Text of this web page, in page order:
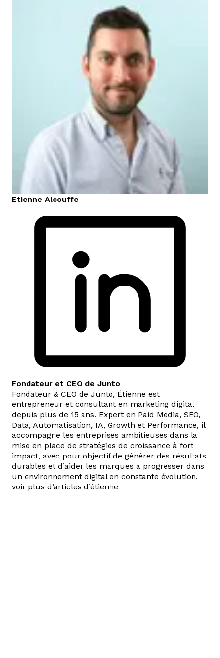
Etienne Alcouffe
Fondateur et CEO de Junto
Fondateur & CEO de Junto, Étienne est
entrepreneur et consultant en marketing digital
depuis plus de 15 ans. Expert en Paid Media, SEO,
Data, Automatisation, IA, Growth et Performance, il
accompagne les entreprises ambitieuses dans la
mise en place de stratégies de croissance à fort
impact, avec pour objectif de générer des résultats
durables et d’aider les marques à progresser dans
un environnement digital en constante évolution.
voir plus d’articles d’étienne